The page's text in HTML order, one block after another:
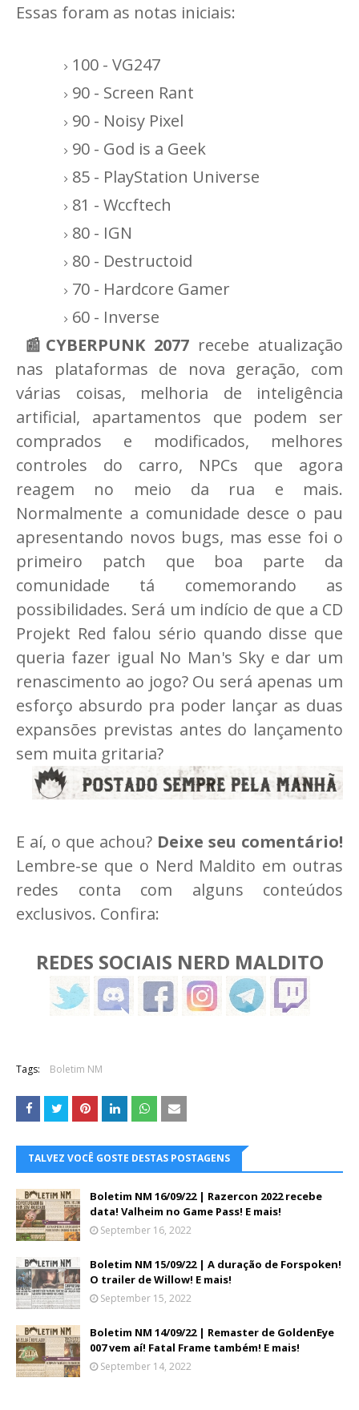
Essas foram as notas iniciais:
100 - VG247
90 - Screen Rant
90 - Noisy Pixel
90 - God is a Geek
85 - PlayStation Universe
81 - Wccftech
80 - IGN
80 - Destructoid
70 - Hardcore Gamer
60 - Inverse
📰CYBERPUNK 2077 recebe atualização
nas plataformas de nova geração, com
várias coisas, melhoria de inteligência
artificial, apartamentos que podem ser
comprados e modificados, melhores
controles do carro, NPCs que agora
reagem no meio da rua e mais.
Normalmente a comunidade desce o pau
apresentando novos bugs, mas esse foi o
primeiro patch que boa parte da
comunidade tá comemorando as
possibilidades. Será um indício de que a CD
Projekt Red falou sério quando disse que
queria fazer igual No Man's Sky e dar um
renascimento ao jogo? Ou será apenas um
esforço absurdo pra poder lançar as duas
expansões previstas antes do lançamento
sem muita gritaria?
E aí, o que achou? Deixe seu comentário!
Lembre-se que o Nerd Maldito em outras
redes conta com alguns conteúdos
exclusivos. Confira:
REDES SOCIAIS NERD MALDITO
Tags: Boletim NM
TALVEZ VOCÊ GOSTE DESTAS POSTAGENS
Boletim NM 16/09/22 | Razercon 2022 recebe
data! Valheim no Game Pass! E mais!
September 16, 2022
Boletim NM 15/09/22 | A duração de Forspoken!
O trailer de Willow! E mais!
September 15, 2022
Boletim NM 14/09/22 | Remaster de GoldenEye
007 vem aí! Fatal Frame também! E mais!
September 14, 2022